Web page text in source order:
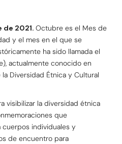
de 2021. Octubre es el Mes de
y el mes en el que se
ha sido llamada el
actualmente conocido en
Diversidad Étnica y Cultural
visibilizar la diversidad étnica
que
individuales y
de encuentro para